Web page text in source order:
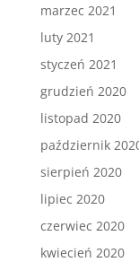
marzec 2021
luty 2021
styczeń 2021
grudzień 2020
listopad 2020
październik
sierpień 2020
lipiec 2020
czerwiec 2020
kwiecień 2020